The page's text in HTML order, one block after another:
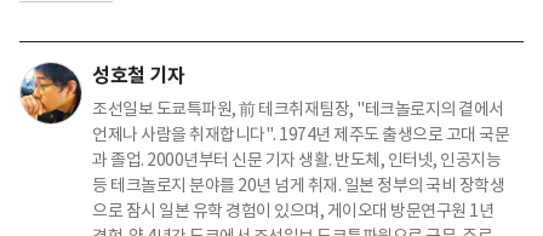
성호철 기자
조선일보 도쿄특파원, 前 테크취재팀장, "테크놀로지의 곁에서
언제나 사람을 취재합니다". 1974년 제주도 출생으로 고대 국문
과 졸업. 2000년부터 신문 기자 생활. 반도체, 인터넷, 인공지능
등 테크놀로지 분야를 20년 넘게 취재. 일본 정부의 국비 장학생
으로 잠시 일본 유학 경험이 있으며, 게이오대 방문연구원 1년